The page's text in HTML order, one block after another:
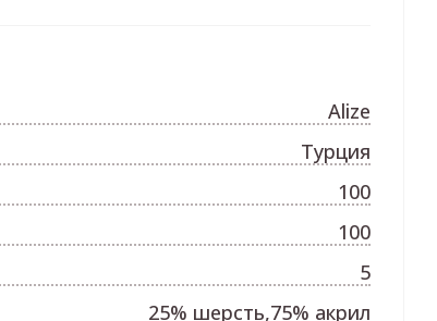
Alize
Турция
100
100
5
25% шерсть,75% акрил